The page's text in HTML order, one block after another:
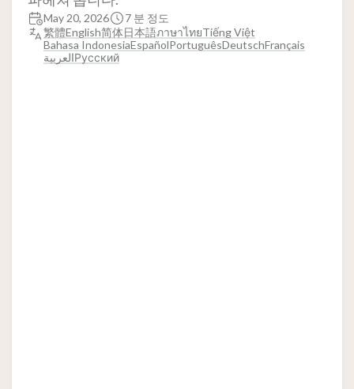
May 20, 2026
7 분 정도
繁體English简体日本語ภาษาไทยTiếng Việt
Bahasa IndonesiaEspañolPortuguêsDeutschFrançais
العربيةРусский